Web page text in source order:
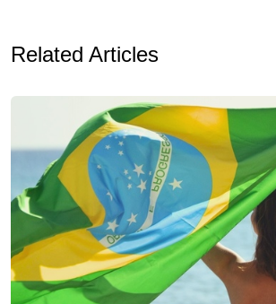
Related Articles